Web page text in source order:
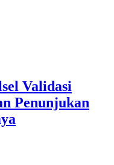
Validasi
Penunjukan